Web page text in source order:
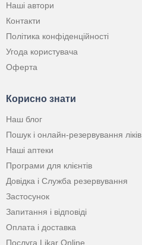
Наші автори
Контакти
Політика конфіденційності
Угода користувача
Оферта
Корисно знати
Наш блог
Пошук і онлайн-резервування ліків
Наші аптеки
Програми для клієнтів
Довідка і Служба резервування
Застосунок
Запитання і відповіді
Оплата і доставка
Послуга Likar Online